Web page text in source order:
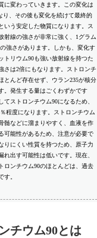
に変わっていきます。この変化は
り、その後も変化を続けて最終的
いう安定した物質になります。ス
射線の強さが非常に強く、1グラム
強さがあります。しかも、変化す
トリウム90も強い放射線を持つた
さは2倍にもなります。ストロンチ
とんど存在せず、ウラン235が核分
。発生する量はごくわずかです
てストロンチウム90になるため、
程度になります。ストロンチウム
髄などに溜まりやすく、血液を作
可能性があるため、注意が必要で
りにくい性質を持つため、原子力
れ出す可能性は低いです。現在、
ロンチウム90のほとんどは、過去
す。
チウム90とは